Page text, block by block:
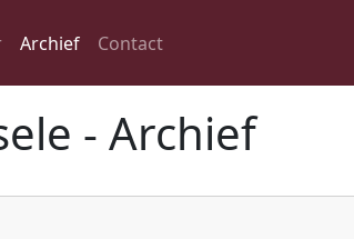
Archief Contact
- Archief